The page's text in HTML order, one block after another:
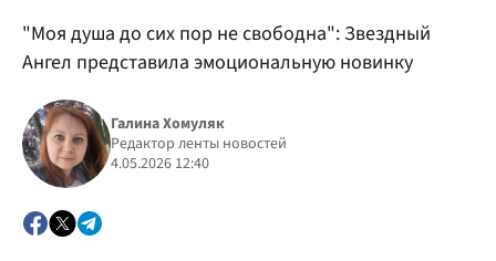
Prosecco Time
"Моя душа до сих пор не свободна": Звездный
Ангел представила эмоциональную новинку
Галина Хомуляк
Редактор ленты новостей
4.05.2026 12:40